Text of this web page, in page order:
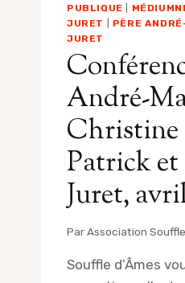
PUBLIQUE
JURET
PÈRE
JURET
André-
Patrick
Juret,
ParAssociation
Souffle d’Âmes